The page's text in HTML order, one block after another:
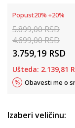
Popust20% +20%
5.899,00RSD
4.699,00RSD
3.759,19 RSD
Ušteda: 2.139,81
Obavesti me o
Izaberi veličinu: